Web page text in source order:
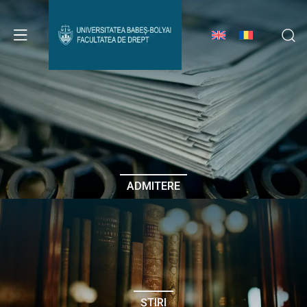
Avizier Studenți
Studii
Admitere
Erasmus & Internațional
Despre Facultate
ADMITERE
ȘTIRI